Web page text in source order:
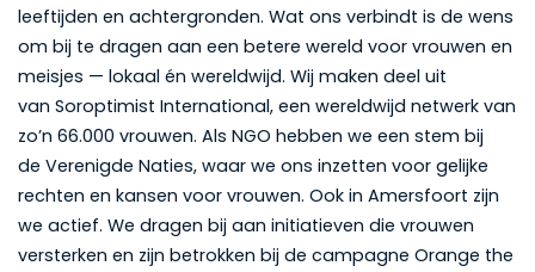
leeftijden en achtergronden. Wat ons verbindt is de wens
om bij te dragen aan een betere wereld voor vrouwen en
meisjes — lokaal én wereldwijd. Wij maken deel uit
van Soroptimist International, een wereldwijd netwerk van
zo’n 66.000 vrouwen. Als NGO hebben we een stem bij
de Verenigde Naties, waar we ons inzetten voor gelijke
rechten en kansen voor vrouwen. Ook in Amersfoort zijn
we actief. We dragen bij aan initiatieven die vrouwen
versterken en zijn betrokken bij de campagne Orange the